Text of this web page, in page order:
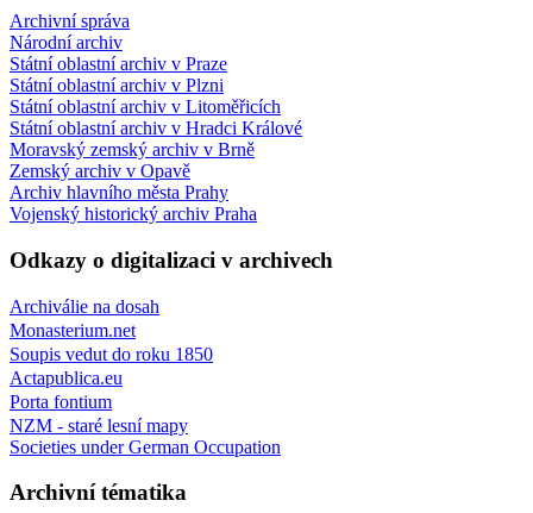
Archivní správa
Národní archiv
Státní oblastní archiv v Praze
Státní oblastní archiv v Plzni
Státní oblastní archiv v Litoměřicích
Státní oblastní archiv v Hradci Králové
Moravský zemský archiv v Brně
Zemský archiv v Opavě
Archiv hlavního města Prahy
Vojenský historický archiv Praha
Odkazy o digitalizaci v archivech
Archiválie na dosah
Monasterium.net
Soupis vedut do roku 1850
Actapublica.eu
Porta fontium
NZM - staré lesní mapy
Societies under German Occupation
Archivní tématika